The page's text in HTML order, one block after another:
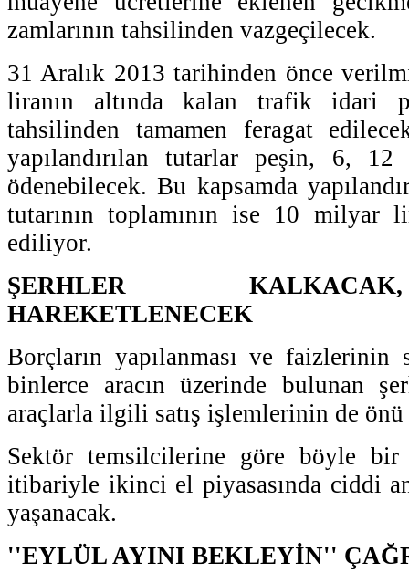
zamlarının tahsilinden vazgeçilecek.
31 Aralık 2013 tarihinden önce
liranın altında kalan trafik idari
tahsilinden tamamen feragat
yapılandırılan tutarlar peşin, 6,
ödenebilecek. Bu kapsamda
tutarının toplamının ise 10 milyar
ediliyor.
ŞERHLER
HAREKETLENECEK
Borçların yapılanması ve
binlerce aracın üzerinde bulunan
araçlarla ilgili satış işlemlerinin de önü
Sektör temsilcilerine göre böyle
itibariyle ikinci el piyasasında ciddi
yaşanacak.
''EYLÜL AYINI BEKLEYİN''